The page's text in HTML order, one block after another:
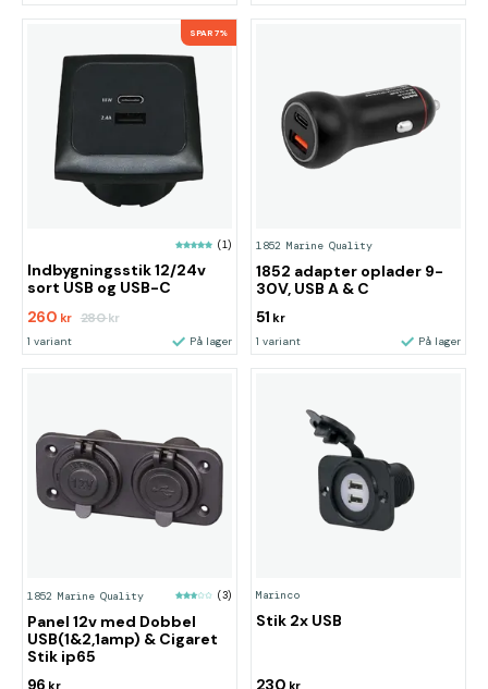
SPAR 7%
(1)
Indbygningsstik 12/24v
sort USB og USB-C
260 kr 280kr
1 variant På lager
1852 Marine Quality
1852 adapter oplader 9-
30V, USB A & C
51 kr
1 variant På lager
1852 Marine Quality (3)
Panel 12v med Dobbel
USB(1&2,1amp) & Cigaret
Stik ip65
96 kr
Marinco
Stik 2x USB
230 kr